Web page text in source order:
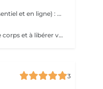
IMPORTANT ! POUR LES RDV HYPNOSE (présentiel et en ligne) : vous recevrez un mail 2 jours avant la séance afin de m'indiquer les motifs de votre consultation. Merci Une séance d'hypnose à distance (en ligne ou par téléphone) est aussi efficace qu'une séance en présentiel dans mon cabinet au Luxembourg. Les séances à distance sont idéales si vous souhaitez par les faire le soir juste avant de vous endormir. Comme en cabinet, j'aurai créé une séance sur-mesure pour vous, et vous pourrez vous laisser guider par ma voix à travers les histoires que je vous raconte. Une fois la séance terminée, vous pourrez retourner à vos activités ou simplement vous coucher.
Je vous invite à reprendre conscience de votre corps et à libérer vos tensions, au cours d'une séance de relaxation guidée. Reconnectez-vous à vos émotions, vos envies et vos besoins, à travers la respiration, la visualisation et les vibrations magiques des bols chantants tibétains. Accordez-vous un moment de bien-être et laissez-vous porter par cette douce expérience.
3